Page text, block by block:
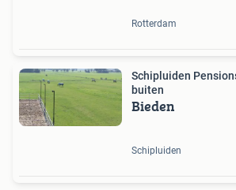
Rotterdam
Schipluiden
buiten
Bieden
Schipluiden